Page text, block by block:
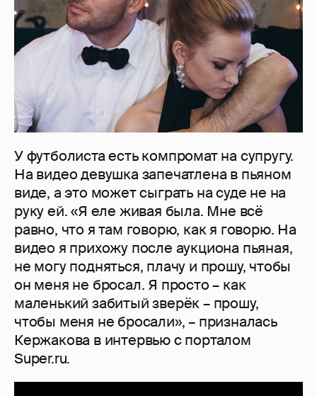
У футболиста есть компромат на супругу.
На видео девушка запечатлена в пьяном
виде, а это может сыграть на суде не на
руку ей. «Я еле живая была. Мне всё
равно, что я там говорю, как я говорю. На
видео я прихожу после аукциона пьяная,
не могу подняться, плачу и прошу, чтобы
он меня не бросал. Я просто – как
маленький забитый зверёк – прошу,
чтобы меня не бросали», – призналась
Кержакова в интервью с порталом
Super.ru.